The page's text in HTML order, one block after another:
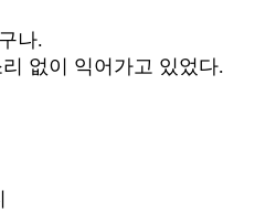
나.
없이 익어가고 있었다.